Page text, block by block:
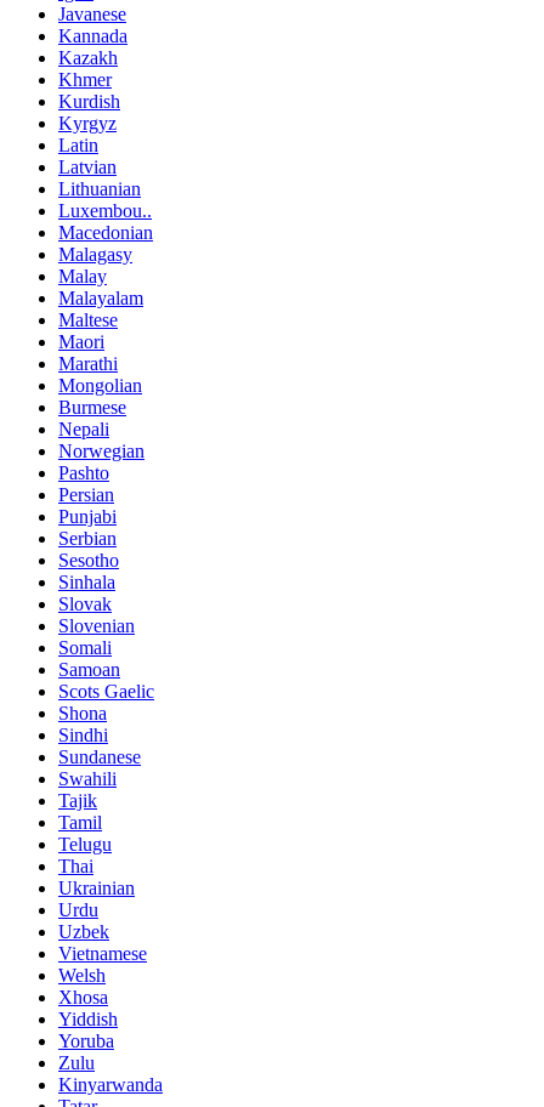
Javanese
Kannada
Kazakh
Khmer
Kurdish
Kyrgyz
Latin
Latvian
Lithuanian
Luxembou..
Macedonian
Malagasy
Malay
Malayalam
Maltese
Maori
Marathi
Mongolian
Burmese
Nepali
Norwegian
Pashto
Persian
Punjabi
Serbian
Sesotho
Sinhala
Slovak
Slovenian
Somali
Samoan
Scots Gaelic
Shona
Sindhi
Sundanese
Swahili
Tajik
Tamil
Telugu
Thai
Ukrainian
Urdu
Uzbek
Vietnamese
Welsh
Xhosa
Yiddish
Yoruba
Zulu
Kinyarwanda